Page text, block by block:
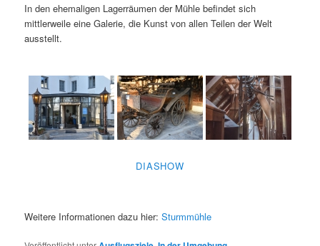
In den ehemaligen Lagerräumen der Mühle befindet sich
mittlerweile eine Galerie, die Kunst von allen Teilen der Welt
ausstellt.
DIASHOW
Weitere Informationen dazu hier:Sturmmühle